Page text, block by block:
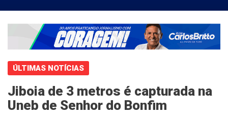
ÚLTIMAS NOTÍCIAS
Jiboia de 3 metros é capturada na
Uneb de Senhor do Bonfim